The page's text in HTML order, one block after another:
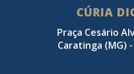
CÚRIA
Praça Cesário
Caratinga (MG)